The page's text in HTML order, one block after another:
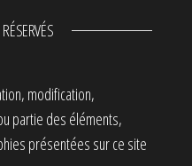
modification,
partie des éléments,
présentées sur ce site